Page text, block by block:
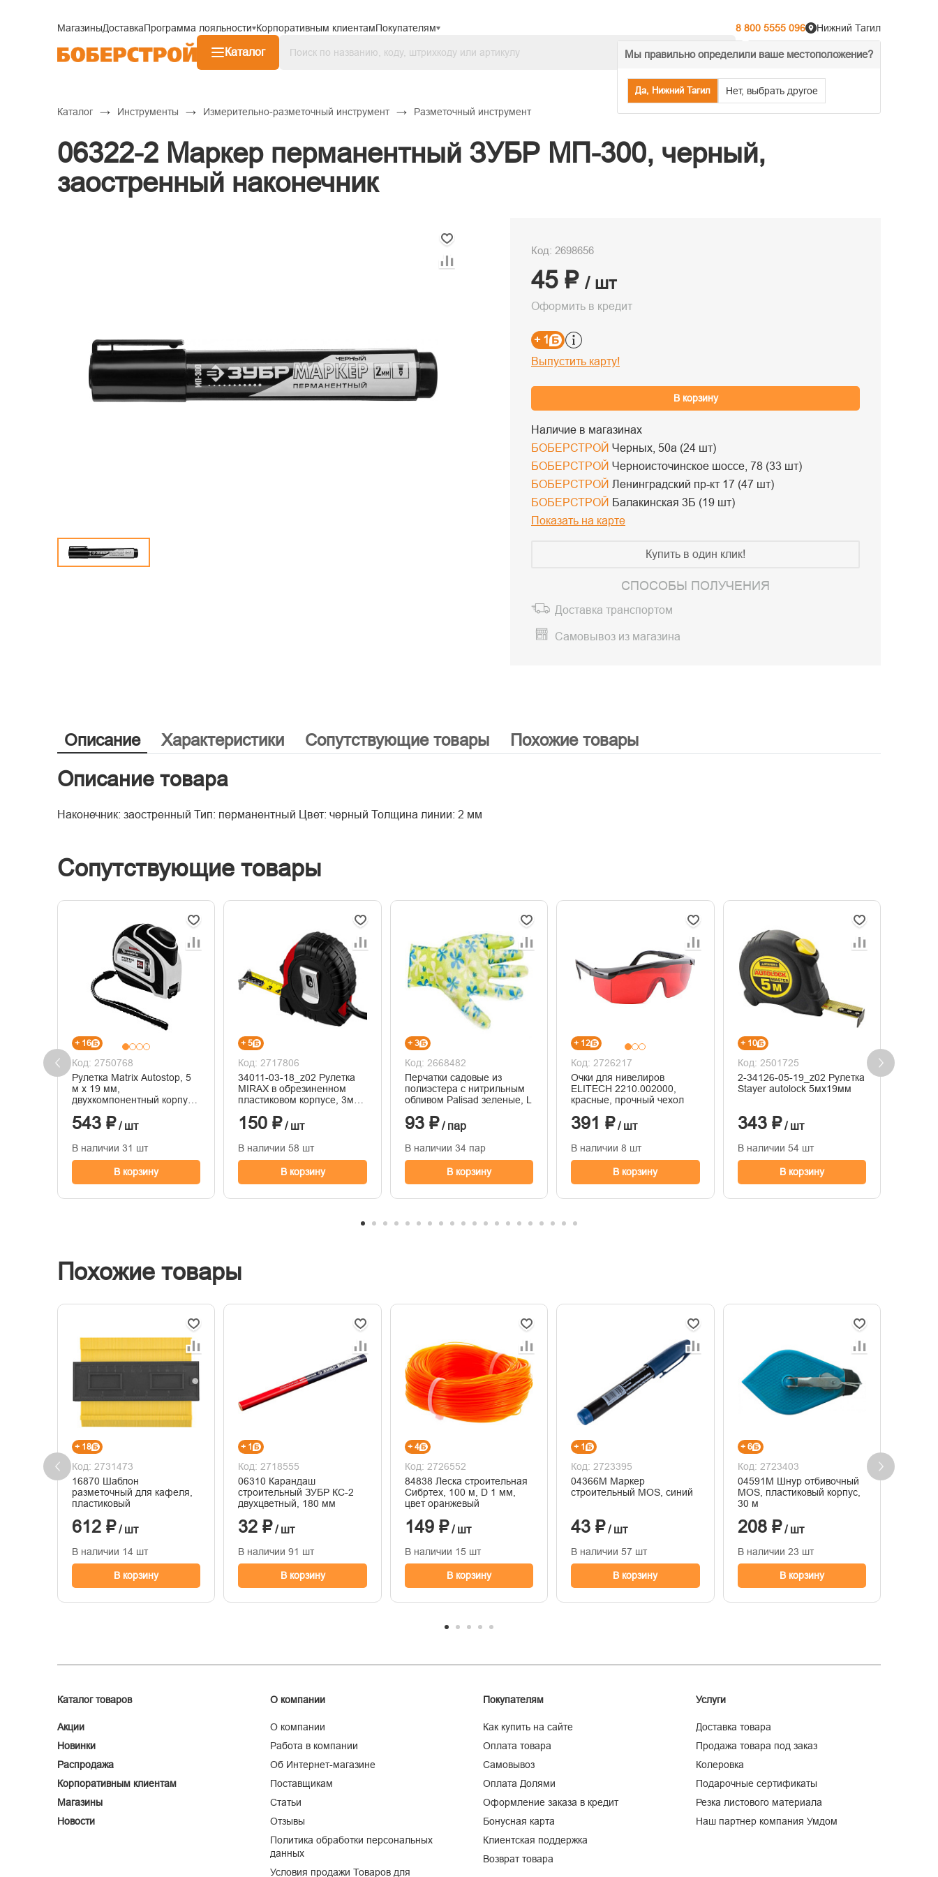
МагазиныДоставкаПрограмма лояльности Корпоративным клиентамПокупателям 8 800 5555 096
Мы правильно определили ваше местоположение?
Да, Нижний Тагил Нет, выбрать другое
Нижний Тагил
Каталог
% Акции Распродажа
Каталог → Инструменты → Измерительно-разметочный инструмент → Разметочный инструмент
06322-2 Маркер перманентный ЗУБР МП-300, черный,
заостренный наконечник
Код: 2698656
45 ₽ / шт
Оформить в кредит
+ 1
Выпустить карту!
В корзину
Наличие в магазинах
БОБЕРСТРОЙ Черных, 50а (24 шт)
БОБЕРСТРОЙ Черноисточинское шоссе, 78 (33 шт)
БОБЕРСТРОЙ Ленинградский пр-кт 17 (47 шт)
БОБЕРСТРОЙ Балакинская 3Б (19 шт)
Показать на карте
Купить в один клик!
СПОСОБЫ ПОЛУЧЕНИЯ
Доставка транспортом
Самовывоз из магазина
Описание Характеристики Сопутствующие товары Похожие товары
Описание товара
Наконечник: заостренный Тип: перманентный Цвет: черный Толщина линии: 2 мм
Сопутствующие товары
+ 16
Код: 2750768
Рулетка Matrix Autostop, 5
м х 19 мм,
двухкомпонентный корпус,
543 ₽ / шт
В наличии 31 шт
В корзину
+ 5
Код: 2717806
34011-03-18_z02 Рулетка
MIRAX в обрезиненном
пластиковом корпусе, 3м
150 ₽ / шт
В наличии 58 шт
В корзину
+ 3
Код: 2668482
Перчатки садовые из
полиэстера с нитрильным
обливом Palisad зеленые, L
93 ₽/ пар
В наличии 34 пар
В корзину
+ 12
Код: 2726217
Очки для нивелиров
ELITECH 2210.002000,
красные, прочный чехол
391 ₽ / шт
В наличии 8 шт
В корзину
+ 10
Код: 2501725
2-34126-05-19_z02 Рулетка
Stayer autolock 5мх19мм
343 ₽/ шт
В наличии 54 шт
В корзину
Похожие товары
+ 18
Код: 2731473
16870 Шаблон
разметочный для кафеля,
пластиковый
612 ₽ / шт
В наличии 14 шт
В корзину
+ 1
Код: 2718555
06310 Карандаш
строительный ЗУБР КС-2
двухцветный, 180 мм
32 ₽ / шт
В наличии 91 шт
В корзину
+ 4
Код: 2726552
84838 Леска строительная
Сибртех, 100 м, D 1 мм,
цвет оранжевый
149 ₽/ шт
В наличии 15 шт
В корзину
+ 1
Код: 2723395
04366М Маркер
строительный MOS, синий
43 ₽ / шт
В наличии 57 шт
В корзину
+ 6
Код: 2723403
04591М Шнур отбивочный
MOS, пластиковый корпус,
30 м
208 ₽/ шт
В наличии 23 шт
В корзину
Каталог товаров
Акции
Новинки
Распродажа
Корпоративным клиентам
Магазины
Новости
О компании
О компании
Работа в компании
Об Интернет-магазине
Поставщикам
Статьи
Отзывы
Политика обработки персональных
данных
Условия продажи Товаров для
Покупателям
Как купить на сайте
Оплата товара
Самовывоз
Оплата Долями
Оформление заказа в кредит
Бонусная карта
Клиентская поддержка
Возврат товара
Услуги
Доставка товара
Продажа товара под заказ
Колеровка
Подарочные сертификаты
Резка листового материала
Наш партнер компания Умдом